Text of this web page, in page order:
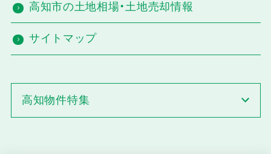
高知市の土地相場・土地売却情報
サイトマップ
高知物件特集